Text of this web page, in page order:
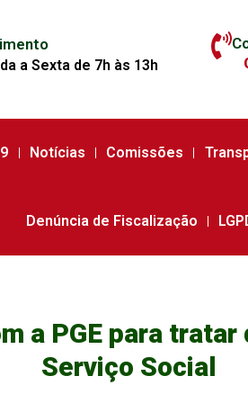
a Sexta de 7h às 13h
Notícias Comissões
Denúncia de Fiscalização
a PGE para
Serviço Social